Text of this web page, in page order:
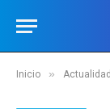
Inicio » Actualidad